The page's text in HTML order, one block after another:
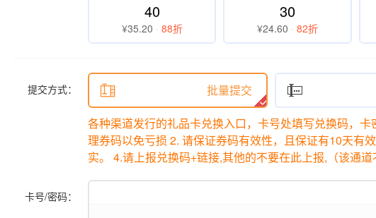
40
¥35.20 · 88折
30
¥24.60 · 82折
提交方式：  批量提交 
各种渠道发行的礼品卡兑换入口，卡号处填写兑换码，
理券码以免亏损 2. 请保证券码有效性，且保证有10天有
实。 4.请上报兑换码+链接,其他的不要在此上报,（该通道
卡号/密码：